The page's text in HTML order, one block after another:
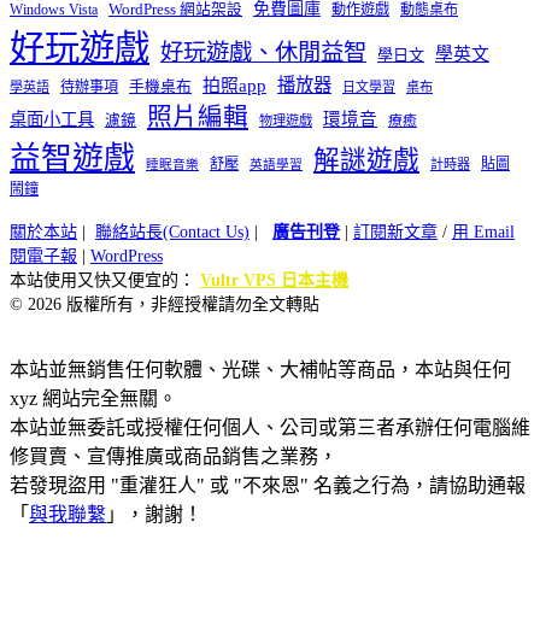
Windows Vista WordPress 網站架設 免費圖庫 動作遊戲 動態桌布
好玩遊戲 好玩遊戲、休閒益智 學日文 學英文
學英語 待辦事項 手機桌布 拍照app 播放器 日文學習 桌布
桌面小工具 濾鏡 照片編輯 物理遊戲 環境音 療癒
益智遊戲 睡眠音樂 舒壓 英語學習 解謎遊戲 計時器
貼圖
鬧鐘
關於本站 聯絡站長(Contact Us) 廣告刊登| 訂閱新文章 / 用 Email
閱電子報
WordPress
本站使用又快又便宜的： Vultr VPS 日本主機
© 2026 版權所有，非經授權請勿全文轉貼
本站並無銷售任何軟體、光碟、大補帖等商品，本站與任何
xyz 網站完全無關。
本站並無委託或授權任何個人、公司或第三者承辦任何電腦維
修買賣、宣傳推廣或商品銷售之業務，
若發現盜用 "重灌狂人" 或 "不來恩" 名義之行為，請協助通報
「 與我聯繫 」，謝謝！